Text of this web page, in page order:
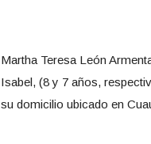
Martha Teresa León
Isabel, (8 y 7 años,
su domicilio ubicado en